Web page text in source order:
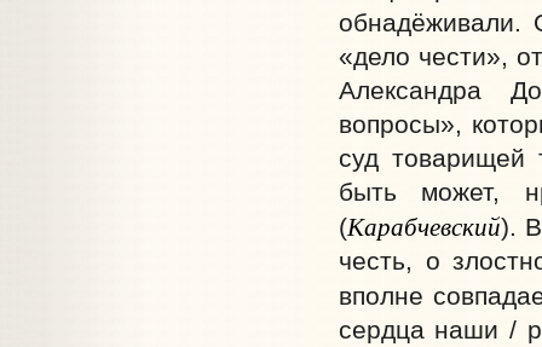
обнадёживали.
«дело чести»,
Александра
вопросы»,
суд
быть может,
(Карабчевский).
честь, о
вполне
сердца наши /